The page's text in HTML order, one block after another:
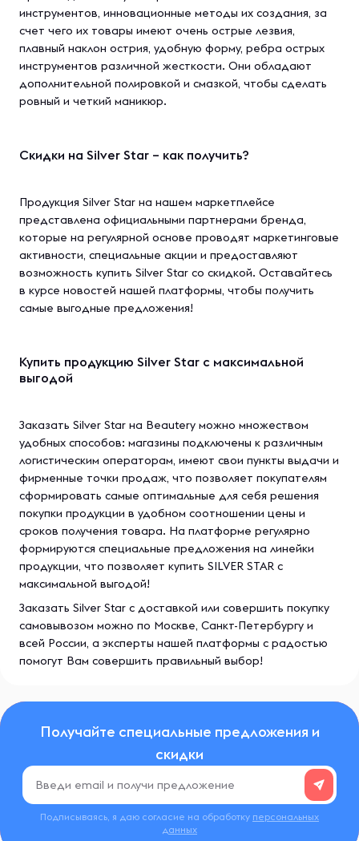
инструментов, инновационные методы их создания, за
счет чего их товары имеют очень острые лезвия,
плавный наклон острия, удобную форму, ребра острых
инструментов различной жесткости. Они обладают
дополнительной полировкой и смазкой, чтобы сделать
ровный и четкий маникюр.
Скидки на Silver Star – как получить?
Продукция Silver Star на нашем маркетплейсе
представлена официальными партнерами бренда,
которые на регулярной основе проводят маркетинговые
активности, специальные акции и предоставляют
возможность купить Silver Star со скидкой. Оставайтесь
в курсе новостей нашей платформы, чтобы получить
самые выгодные предложения!
Купить продукцию Silver Star с максимальной
выгодой
Заказать Silver Star на Beautery можно множеством
удобных способов: магазины подключены к различным
логистическим операторам, имеют свои пункты выдачи и
фирменные точки продаж, что позволяет покупателям
сформировать самые оптимальные для себя решения
покупки продукции в удобном соотношении цены и
сроков получения товара. На платформе регулярно
формируются специальные предложения на линейки
продукции, что позволяет купить SILVER STAR с
максимальной выгодой!
Заказать Silver Star с доставкой или совершить покупку
самовывозом можно по Москве, Санкт-Петербургу и
всей России, а эксперты нашей платформы с радостью
помогут Вам совершить правильный выбор!
Получайте специальные предложения и
скидки
Подписываясь, я даю согласие на обработку персональных
данных